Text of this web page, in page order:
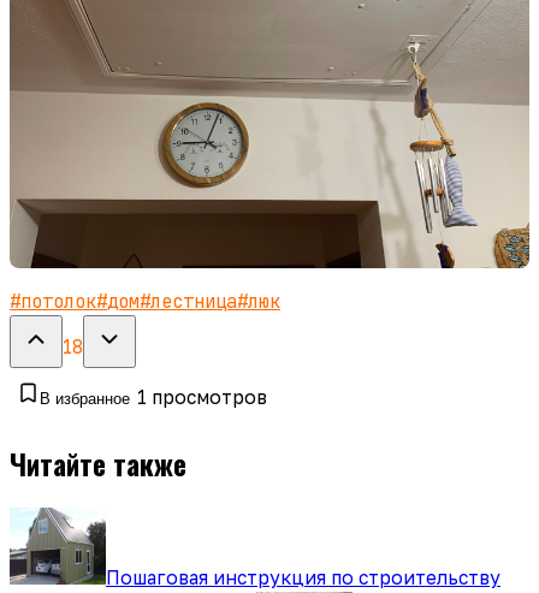
#потолок#дом#лестница#люк
18
В избранное 1 просмотров
Читайте также
Пошаговая инструкция по строительству